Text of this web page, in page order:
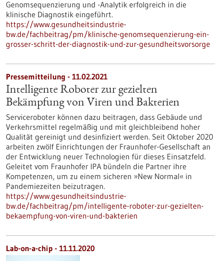
Genomsequenzierung und -Analytik erfolgreich in die
klinische Diagnostik eingeführt.
https://www.gesundheitsindustrie-
bw.de/fachbeitrag/pm/klinische-genomsequenzierung-ein-
grosser-schritt-der-diagnostik-und-zur-gesundheitsvorsorge
Pressemitteilung - 11.02.2021
Intelligente Roboter zur gezielten
Bekämpfung von Viren und Bakterien
Serviceroboter können dazu beitragen, dass Gebäude und
Verkehrsmittel regelmäßig und mit gleichbleibend hoher
Qualität gereinigt und desinfiziert werden. Seit Oktober 2020
arbeiten zwölf Einrichtungen der Fraunhofer-Gesellschaft an
der Entwicklung neuer Technologien für dieses Einsatzfeld.
Geleitet vom Fraunhofer IPA bündeln die Partner ihre
Kompetenzen, um zu einem sicheren »New Normal« in
Pandemiezeiten beizutragen.
https://www.gesundheitsindustrie-
bw.de/fachbeitrag/pm/intelligente-roboter-zur-gezielten-
bekaempfung-von-viren-und-bakterien
Lab-on-a-chip - 11.11.2020